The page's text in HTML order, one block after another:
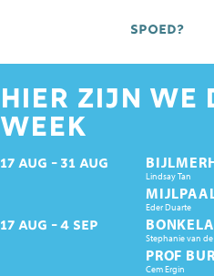
Spoed?
HIER ZIJN WE
WEEK
17 AUG 31 AUG
Lindsay Tan
Eder Duarte
17 AUG 4 SEP
Stephanie van de
PROF
Cem Ergin